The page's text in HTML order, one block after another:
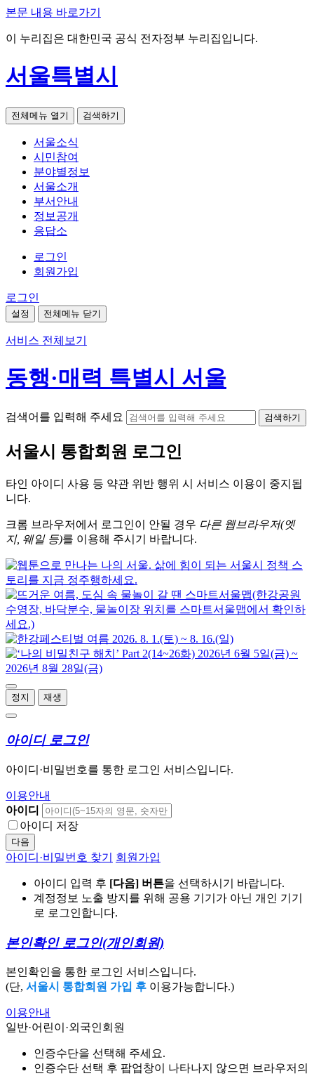
본문 내용 바로가기
이 누리집은 대한민국 공식 전자정부 누리집입니다.
서울특별시
전체메뉴 열기 검색하기
서울소식
시민참여
분야별정보
서울소개
부서안내
정보공개
응답소
로그인
회원가입
로그인
설정 전체메뉴 닫기
서비스 전체보기
동행·매력 특별시 서울
검색어를 입력해 주세요 검색하기
서울시 통합회원 로그인
타인 아이디 사용 등 약관 위반 행위 시 서비스 이용이 중지됩
니다.
크롬 브라우저에서 로그인이 안될 경우 다른 웹브라우저(엣
지, 웨일 등)를 이용해 주시기 바랍니다.
정지 재생
아이디 로그인
아이디·비밀번호를 통한 로그인 서비스입니다.
이용안내
아이디
아이디 저장
다음
아이디·비밀번호 찾기 회원가입
아이디 입력 후 [다음] 버튼을 선택하시기 바랍니다.
계정정보 노출 방지를 위해 공용 기기가 아닌 개인 기기
로 로그인합니다.
본인확인 로그인(개인회원)
본인확인을 통한 로그인 서비스입니다.
(단, 서울시 통합회원 가입 후 이용가능합니다.)
이용안내
일반·어린이·외국인회원
인증수단을 선택해 주세요.
인증수단 선택 후 팝업창이 나타나지 않으면 브라우저의